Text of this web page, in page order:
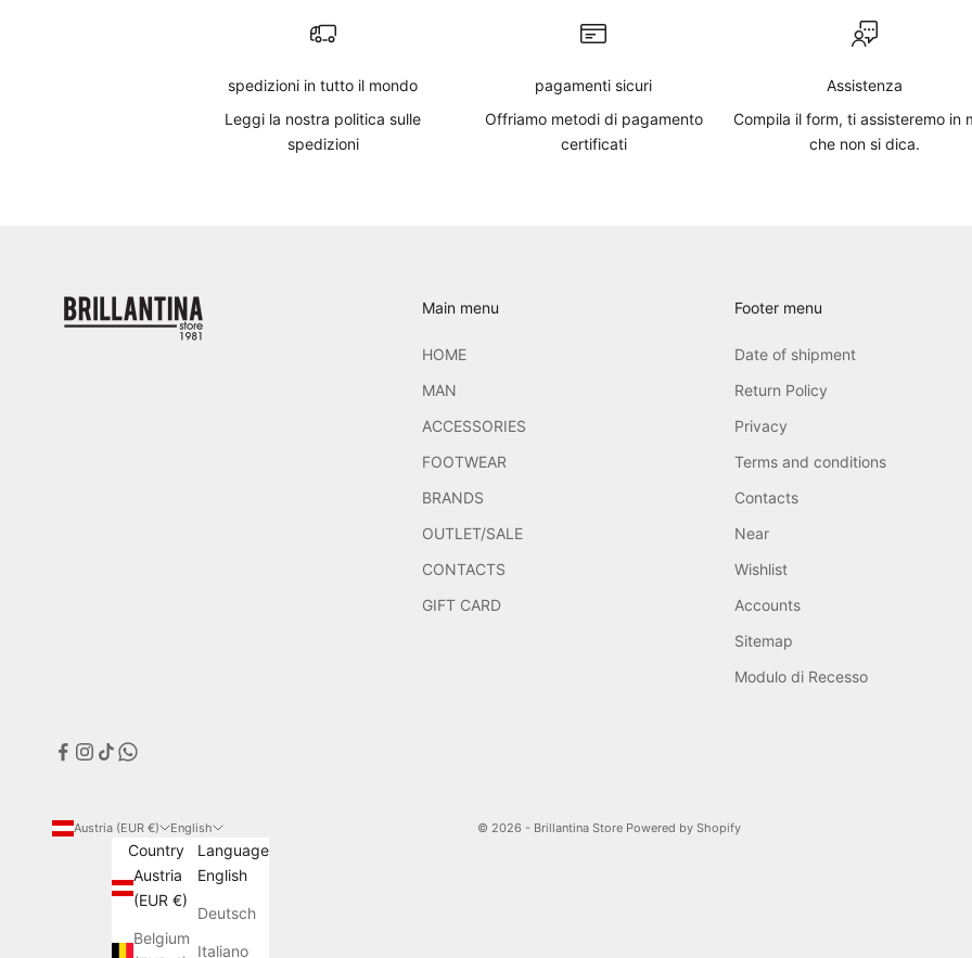
spedizioni in tutto il mondo
Leggi la nostra politica sulle
spedizioni
pagamenti sicuri
Offriamo metodi di pagamento
certificati
Assistenza
Compila il form, ti assisteremo in
che non si dica.
Main menu
HOME
MAN
ACCESSORIES
FOOTWEAR
BRANDS
OUTLET/SALE
CONTACTS
GIFT CARD
Footer menu
Date of shipment
Return Policy
Privacy
Terms and conditions
Contacts
Near
Wishlist
Accounts
Sitemap
Modulo di Recesso
Austria (EUR €)
Country
Austria
(EUR €)
Belgium
English
Language
English
Deutsch
Italiano
© 2026 - Brillantina Store Powered by Shopify